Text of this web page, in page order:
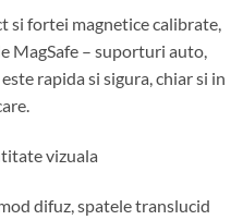
si fortei magnetice calibrate,
MagSafe – suporturi auto,
rapida si sigura, chiar si in
vizuala
difuz, spatele translucid